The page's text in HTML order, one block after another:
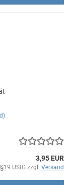
3,95 EUR
UStG zzgl. Versand